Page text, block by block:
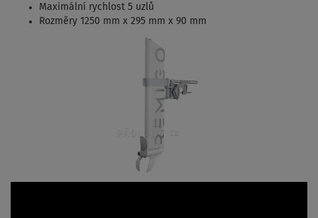
Maximální rychlost 5 uzlů
Rozměry 1250 mm x 295 mm x 90 mm